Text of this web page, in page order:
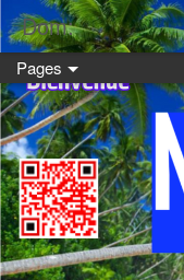
Dom:
Pages